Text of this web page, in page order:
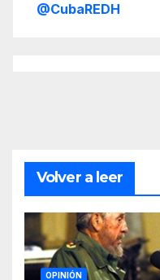
@CubaREDH
Volver a leer
OPINIÓN